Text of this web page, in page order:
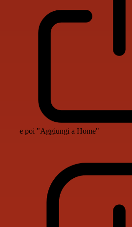
e poi "Aggiungi a Home"